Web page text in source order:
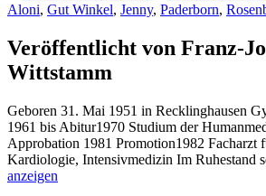
von
Aloni, Gut Winkel, Jenny, Paderborn,
Veröffentlicht von Franz-
Wittstamm
Geboren 31. Mai 1951 in Recklinghausen
1961 bis Abitur1970 Studium der
Approbation 1981 Promotion1982 Facharzt
Kardiologie, Intensivmedizin Im Ruhestand
anzeigen